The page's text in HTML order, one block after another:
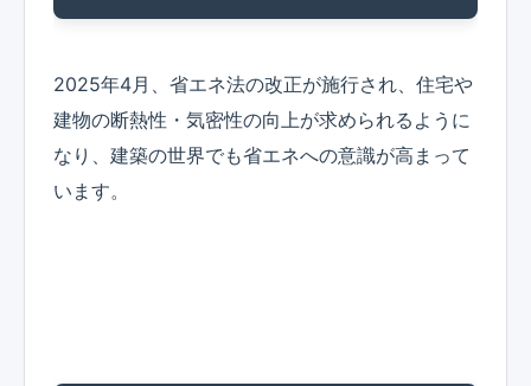
2025年4月、省エネ法の改正が施行され、住宅や
建物の断熱性・気密性の向上が求められるように
なり、建築の世界でも省エネへの意識が高まって
います。